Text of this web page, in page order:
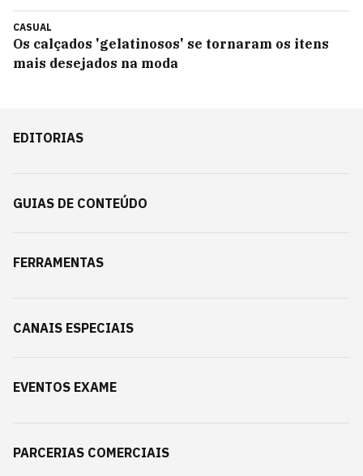
CASUAL
Os calçados 'gelatinosos' se tornaram os itens
mais desejados na moda
EDITORIAS
GUIAS DE CONTEÚDO
FERRAMENTAS
CANAIS ESPECIAIS
EVENTOS EXAME
PARCERIAS COMERCIAIS